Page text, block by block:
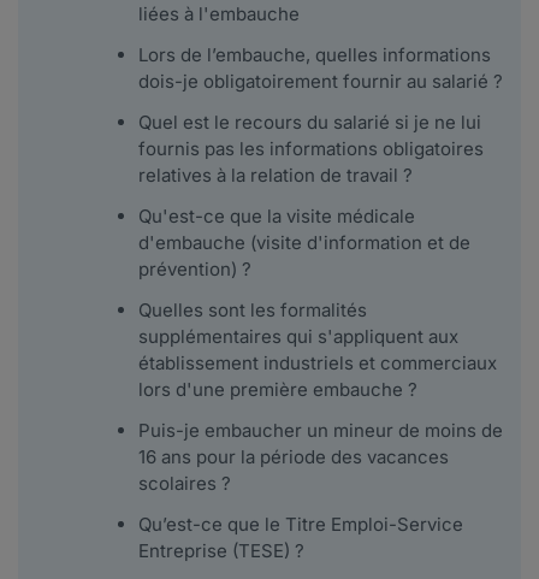
liées à l'embauche
Lors de l’embauche, quelles informations
dois-je obligatoirement fournir au salarié ?
Quel est le recours du salarié si je ne lui
fournis pas les informations obligatoires
relatives à la relation de travail ?
Qu'est-ce que la visite médicale
d'embauche (visite d'information et de
prévention) ?
Quelles sont les formalités
supplémentaires qui s'appliquent aux
établissement industriels et commerciaux
lors d'une première embauche ?
Puis-je embaucher un mineur de moins de
16 ans pour la période des vacances
scolaires ?
Qu’est-ce que le Titre Emploi-Service
Entreprise (TESE) ?